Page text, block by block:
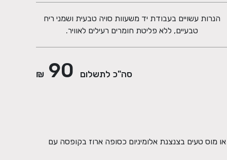
הנרות עשויים בעבודת יד משעוות סויה טבעית ושמני ריח
טבעיים, ללא פליטת חומרים רעילים לאוויר.
סה"כ לתשלום 90
₪
או מוס טעים בצנצנת אלומיניום כסופה ארוז בקופסה עם